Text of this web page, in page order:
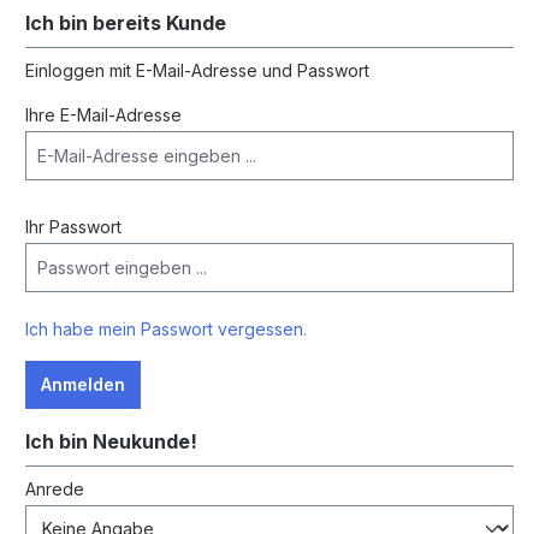
Ich bin bereits Kunde
Einloggen mit E-Mail-Adresse und Passwort
Ihre E-Mail-Adresse
Ihr Passwort
Ich habe mein Passwort vergessen.
Anmelden
Ich bin Neukunde!
Persönliche Informationen
Anrede